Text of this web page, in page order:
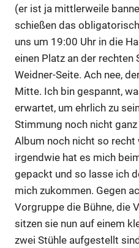
(er ist ja mittlerweile
schießen das
uns um 19:00 Uhr in die
einen Platz an der rechten
Weidner-Seite. Ach nee,
Mitte. Ich bin gespannt,
erwartet, um ehrlich zu
Stimmung noch nicht
Album noch nicht so recht
irgendwie hat es mich
gepackt und so lasse ich
mich zukommen. Gegen
Vorgruppe die Bühne, die
sitzen sie nun auf einem
zwei Stühle aufgestellt